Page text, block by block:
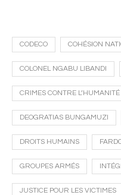
CODECO COHÉSION
COLONEL NGABU LIBANDI
CRIMES CONTRE L’HUMANITÉ
DEOGRATIAS BUNGAMUZI
DROITS HUMAINS
GROUPES ARMÉS
JUSTICE POUR LES VICTIMES